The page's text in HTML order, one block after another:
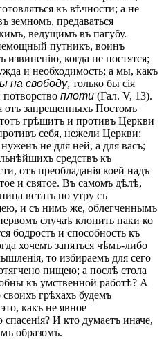
къ вѣчности; а не
земномъ, предаваться
ведущимъ въ пагубу.
путникъ, воинъ
когда не постятся;
и необходимость; а мы, какъ
на свободу, только бы сія
плоти (Гал. V, 13).
отъ запрещенныхъ Постомъ
грѣшитъ и противъ Церкви
себя, нежели Церкви:
не для ней, а для васъ;
средствъ къ
отъ преобладанія коей надъ
и святое. Въ самомъ дѣлѣ,
встать по утру съ
и съ нимъ же, облегченнымъ
случаѣ клонить паки ко
бодрость и способность къ
хочемъ заняться чѣмъ-либо
то избираемъ для сего
пищею; а послѣ стола
къ умственной работѣ? А
грѣхахъ будемъ
какъ не явное
И кто думаетъ иначе,
образомъ.